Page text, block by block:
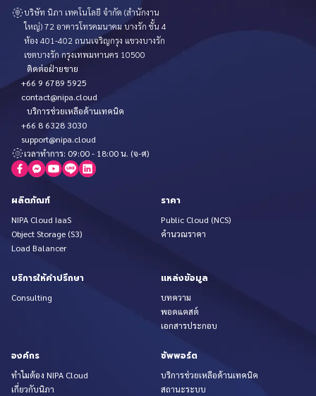
บริษัท นิภา เทคโนโลยี จำกัด (สำนักงาน
ใหญ่) 72 อาคารโทรคมนาคม บางรัก ชั้น 4
ห้อง 401-402 ถนนเจริญกรุง แขวงบางรัก
เขตบางรัก กรุงเทพมหานคร 10500
ติดต่อฝ่ายขาย
+66 9 6789 5925
contact@nipa.cloud
บริการช่วยเหลือด้านเทคนิค
+66 8 6328 3030
support@nipa.cloud
เวลาทำการ: 09:00 - 18:00 น. (จ-ศ)
ผลิตภัณฑ์
NIPA Cloud IaaS
Object Storage (S3)
Load Balancer
ราคา
Public Cloud (NCS)
คำนวณราคา
บริการให้คำปรึกษา
Consulting
แหล่งข้อมูล
บทความ
พอดแคสต์
เอกสารประกอบ
องค์กร
ทำไมต้อง NIPA Cloud
เกี่ยวกับนิภา
ซัพพอร์ต
บริการช่วยเหลือด้านเทคนิค
สถานะระบบ